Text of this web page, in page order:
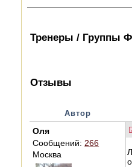
Тренеры / Группы
Отзывы
Автор
Оля
Сообщений: 266
Москва